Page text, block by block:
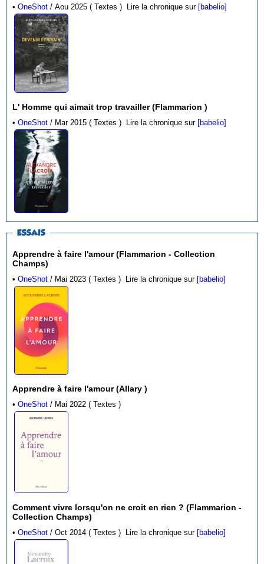
•OneShot / Aou 2025 ( Textes ) Lire la chronique sur [babelio]
L' Homme qui aimait trop travailler (Flammarion )
•OneShot / Mar 2015 ( Textes ) Lire la chronique sur [babelio]
ESSAIS
Apprendre à faire l'amour (Flammarion - Collection
Champs)
•OneShot / Mai 2023 ( Textes ) Lire la chronique sur [babelio]
Apprendre à faire l'amour (Allary )
•OneShot / Mai 2022 ( Textes )
Comment vivre lorsqu'on ne croit en rien ? (Flammarion -
Collection Champs)
•OneShot / Oct 2014 ( Textes ) Lire la chronique sur [babelio]